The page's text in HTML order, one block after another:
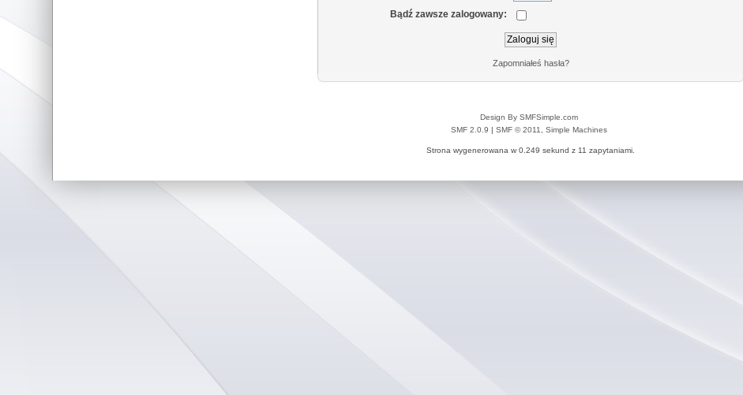
Bądź zawsze zalogowany:
Zapomniałeś hasła?
Design By SMFSimple.com
SMF 2.0.9 | SMF © 2011 Simple Machines
Strona wygenerowana w 0.249 sekund z 11 zapytaniami.